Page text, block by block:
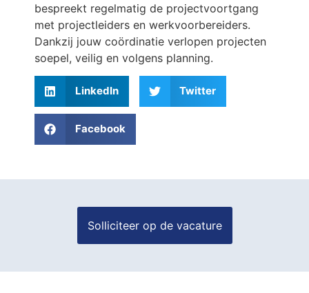
bespreekt regelmatig de projectvoortgang
met projectleiders en werkvoorbereiders.
Dankzij jouw coördinatie verlopen projecten
soepel, veilig en volgens planning.
LinkedIn Twitter
Facebook